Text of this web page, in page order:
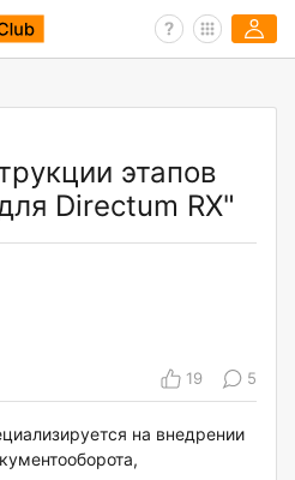
этапов
Directum RX"
19
5
на внедрении